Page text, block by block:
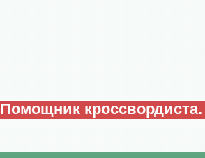
Помощник кроссвордиста.